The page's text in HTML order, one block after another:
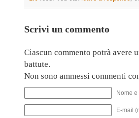
Scrivi un commento
Ciascun commento potrà avere
battute.
Non sono ammessi commenti
Nome
E-mail